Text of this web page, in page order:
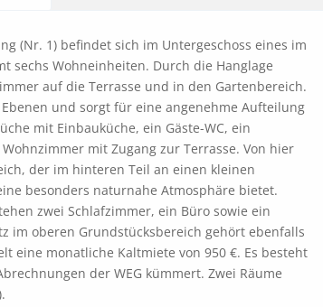
(Nr. 1) befindet sich im Untergeschoss eines im
sechs Wohneinheiten. Durch die Hanglage
auf die Terrasse und in den Gartenbereich.
und sorgt für eine angenehme Aufteilung
mit Einbauküche, ein Gäste-WC, ein
mit Zugang zur Terrasse. Von hier
der im hinteren Teil an einen kleinen
besonders naturnahe Atmosphäre bietet.
zwei Schlafzimmer, ein Büro sowie ein
im oberen Grundstücksbereich gehört ebenfalls
eine monatliche Kaltmiete von 950 €. Es besteht
der WEG kümmert. Zwei Räume